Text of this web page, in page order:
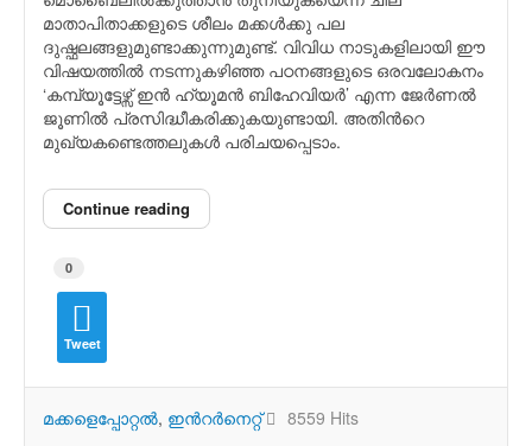
മാതാപിതാക്കളുടെ ശീലം മക്കള്‍ക്കു പല
ദുഷ്ഫലങ്ങളുമുണ്ടാക്കുന്നുമുണ്ട്. വിവിധ നാടുകളിലായി ഈ
വിഷയത്തില്‍ നടന്നുകഴിഞ്ഞ പഠനങ്ങളുടെ ഒരവലോകനം
‘കമ്പ്യൂട്ടേഴ്സ് ഇന്‍ ഹ്യൂമന്‍ ബിഹേവിയര്‍’ എന്ന ജേര്‍ണല്‍
ജൂണില്‍ പ്രസിദ്ധീകരിക്കുകയുണ്ടായി. അതിന്‍റെ
മുഖ്യകണ്ടെത്തലുകള്‍ പരിചയപ്പെടാം.
Continue reading
0
Tweet
മക്കളെപ്പോറ്റല്‍ ഇന്‍റര്‍നെറ്റ് 8559 Hits